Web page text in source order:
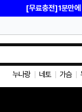
[무료충전]1분만
누나랑 네토 가슴